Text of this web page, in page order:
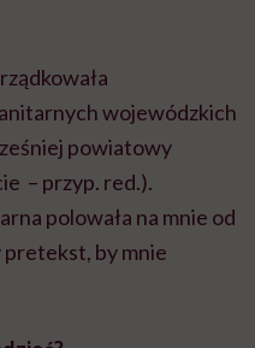
wojewódzkich
powiatowy
– przyp. red.).
polowała na mnie od
pretekst, by mnie